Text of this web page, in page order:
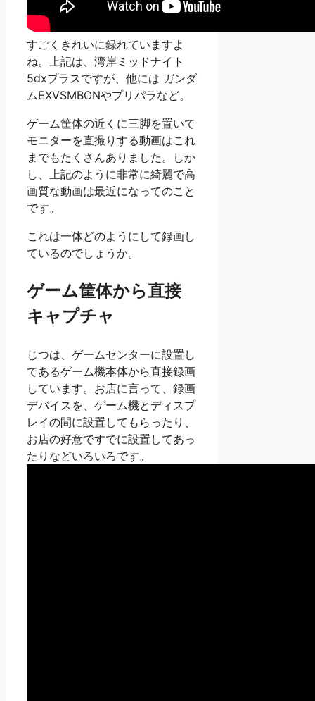
すごくきれいに録れていますよ
ね。上記は、湾岸ミッドナイト
5dxプラスですが、他には ガンダ
ムEXVSMBONやプリパラなど。
ゲーム筐体の近くに三脚を置いて
モニターを直撮りする動画はこれ
までもたくさんありました。しか
し、上記のように非常に綺麗で高
画質な動画は最近になってのこと
です。
これは一体どのようにして録画し
ているのでしょうか。
ゲーム筐体から直接
キャプチャ
じつは、ゲームセンターに設置し
てあるゲーム機本体から直接録画
しています。お店に言って、録画
デバイスを、ゲーム機とディスプ
レイの間に設置してもらったり、
お店の好意ですでに設置してあっ
たりなどいろいろです。